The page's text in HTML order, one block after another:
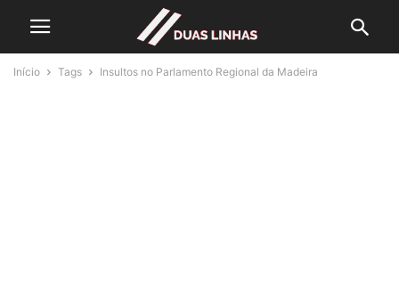
Início Tags Insultos no Parlamento Regional da Madeira